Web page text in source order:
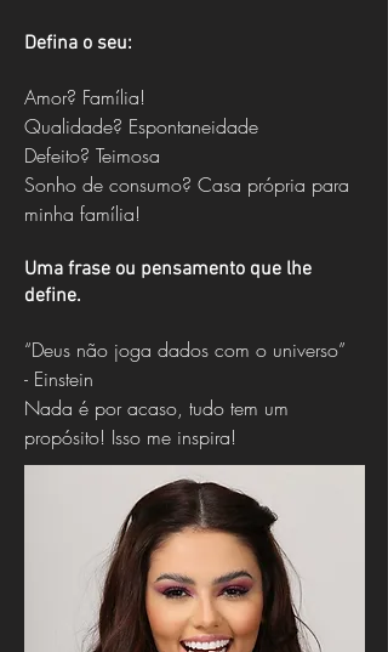
Defina o seu:
Amor? Família!
Qualidade? Espontaneidade
Defeito? Teimosa
Sonho de consumo? Casa própria para
minha família!
Uma frase ou pensamento que lhe
define.
“Deus não joga dados com o universo”
- Einstein
Nada é por acaso, tudo tem um
propósito! Isso me inspira!